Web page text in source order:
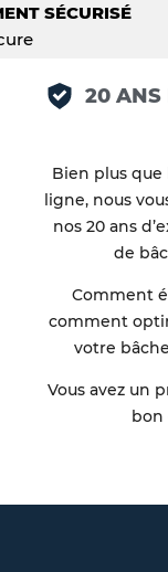
SÉCURISÉ
20 ANS
Bien plus
ligne, nous
nos 20 ans
de
Comment
comment
votre
Vous avez un
bon